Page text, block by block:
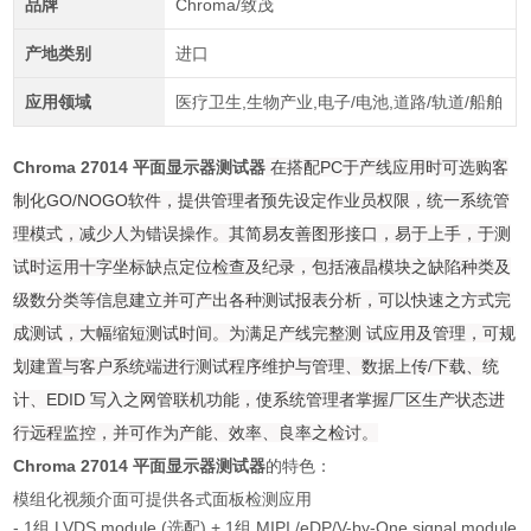
品牌 Chroma/致茂
产地类别 进口
应用领域 医疗卫生,生物产业,电子/电池,道路/轨道/船舶
Chroma 27014 平面显示器测试器 在搭配PC于产线应用时可选购客
制化GO/NOGO软件，提供管理者预先设定作业员权限，统一系统管
理模式，减少人为错误操作。其简易友善图形接口，易于上手，于测
试时运用十字坐标缺点定位检查及纪录，包括液晶模块之缺陷种类及
级数分类等信息建立并可产出各种测试报表分析，可以快速之方式完
成测试，大幅缩短测试时间。为满足产线完整测 试应用及管理，可规
划建置与客户系统端进行测试程序维护与管理、数据上传/下载、统
计、EDID 写入之网管联机功能，使系统管理者掌握厂区生产状态进
行远程监控，并可作为产能、效率、良率之检讨。
Chroma 27014 平面显示器测试器的特色：
模组化视频介面可提供各式面板检测应用
- 1组 LVDS module (选配) + 1组 MIPI /eDP/V-by-One signal module